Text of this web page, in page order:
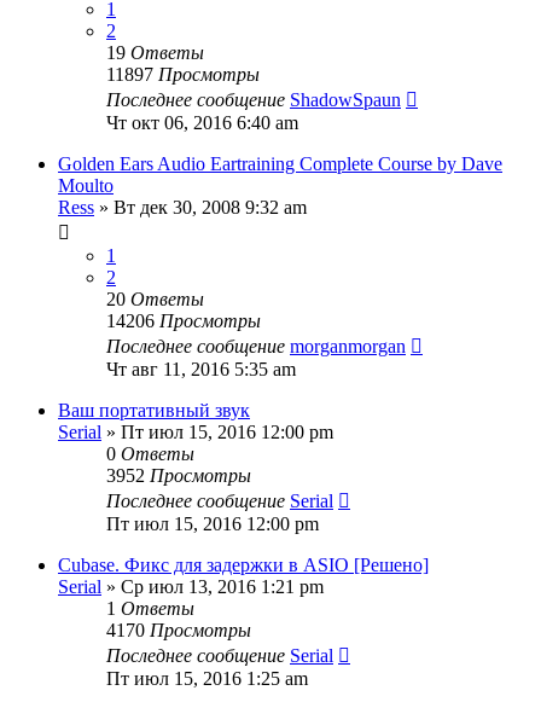
1
2
19 Ответы
11897 Просмотры
Последнее сообщение ShadowSpaun
Чт окт 06, 2016 6:40 am
Golden Ears Audio Eartraining Complete Course by Dave
Moulto
Ress » Вт дек 30, 2008 9:32 am
1
2
20 Ответы
14206 Просмотры
Последнее сообщение morganmorgan
Чт авг 11, 2016 5:35 am
Ваш портативный звук
Serial » Пт июл 15, 2016 12:00 pm
0 Ответы
3952 Просмотры
Последнее сообщение Serial
Пт июл 15, 2016 12:00 pm
Cubase. Фикс для задержки в ASIO [Решено]
Serial » Ср июл 13, 2016 1:21 pm
1 Ответы
4170 Просмотры
Последнее сообщение Serial
Пт июл 15, 2016 1:25 am